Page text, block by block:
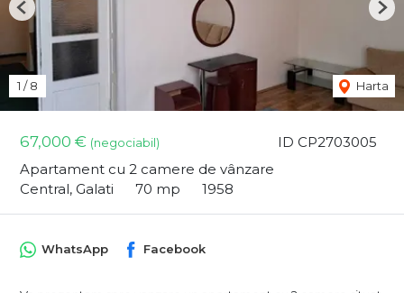
ID CP2703005
67,000 € (negociabil)
Apartament cu 2 camere de vânzare
Central, Galati
70 mp 1958
1 /8 Harta
Previous
WhatsApp Facebook